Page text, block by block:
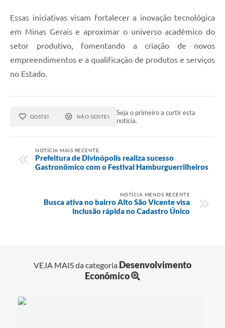
Essas iniciativas visam fortalecer a inovação tecnológica
em Minas Gerais e aproximar o universo acadêmico do
setor produtivo, fomentando a criação de novos
empreendimentos e a qualificação de produtos e serviços
no Estado.
GOSTEI NÃO GOSTEI
Seja o primeiro a curtir esta
notícia.
NOTÍCIA MAIS RECENTE
Prefeitura de Divinópolis realiza sucesso
Gastronômico com o Festival Hamburguerrilheiros
NOTÍCIA MENOS RECENTE
Busca ativa no bairro Alto São Vicente visa
inclusão rápida no Cadastro Único
VEJA MAIS da categoria Desenvolvimento
Econômico